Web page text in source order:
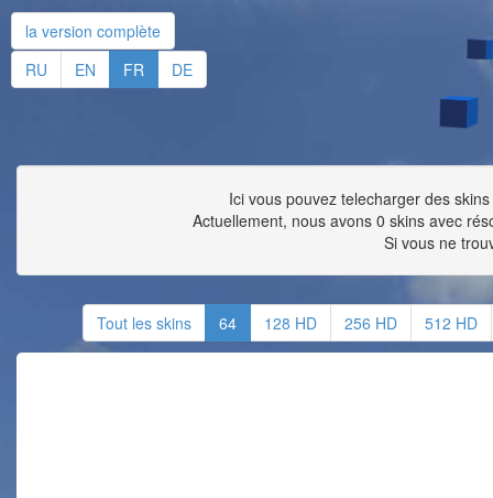
la version complète
RU
EN FR DE
Ici vous pouvez telecharger des
Actuellement, nous avons 0 skins avec
Si vous ne
Tout les skins 64 128 HD 256 HD 512 HD